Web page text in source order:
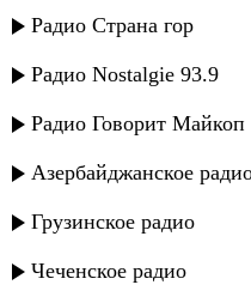
Радио Страна гор
Радио Nostalgie 93.9
Радио Говорит Майкоп
Азербайджанское
Грузинское радио
Чеченское радио
Диляра - Фатима
Фатима
Фатима Нурлубаева